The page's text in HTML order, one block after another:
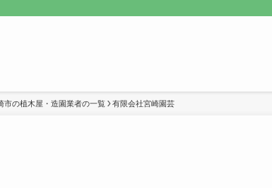
市の植木屋・造園業者の一覧 有限会社宮崎園芸